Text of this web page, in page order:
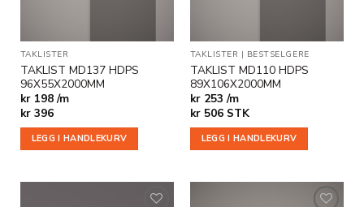
TAKLISTER
TAKLIST MD137 HDPS
96X55X2000MM
kr 198 /m
kr396
LEGG I HANDLEKURV
TAKLISTER | BESTSELGERE
TAKLIST MD110 HDPS
89X106X2000MM
kr 253 /m
kr506 STK
LEGG I HANDLEKURV